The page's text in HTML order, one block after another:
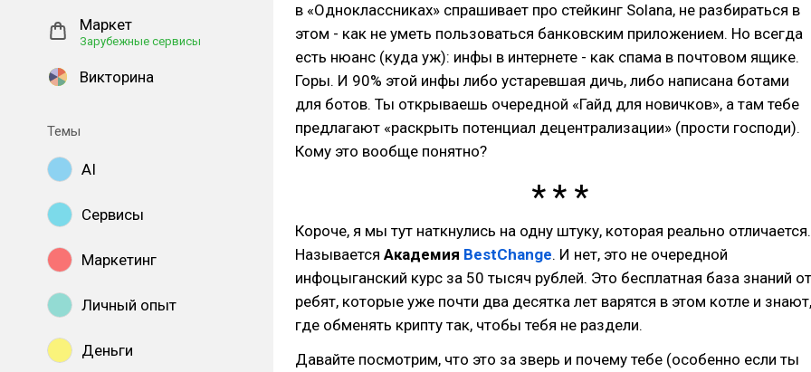
Маркет
Зарубежные сервисы
Викторина
Темы
AI
Сервисы
Маркетинг
Личный опыт
Деньги
в «Одноклассниках» спрашивает про стейкинг Solana, не разбираться в
этом - как не уметь пользоваться банковским приложением. Но всегда
есть нюанс (куда уж): инфы в интернете - как спама в почтовом ящике.
Горы. И 90% этой инфы либо устаревшая дичь, либо написана ботами
для ботов. Ты открываешь очередной «Гайд для новичков», а там тебе
предлагают «раскрыть потенциал децентрализации» (прости господи).
Кому это вообще понятно?
Короче, я мы тут наткнулись на одну штуку, которая реально отличается.
Называется Академия BestChange. И нет, это не очередной
инфоцыганский курс за 50 тысяч рублей. Это бесплатная база знаний от
ребят, которые уже почти два десятка лет варятся в этом котле и знают,
где обменять крипту так, чтобы тебя не раздели.
Давайте посмотрим, что это за зверь и почему тебе (особенно если ты